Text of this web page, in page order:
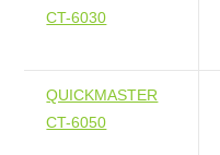
CT-6030
QUICKMASTER
CT-6050